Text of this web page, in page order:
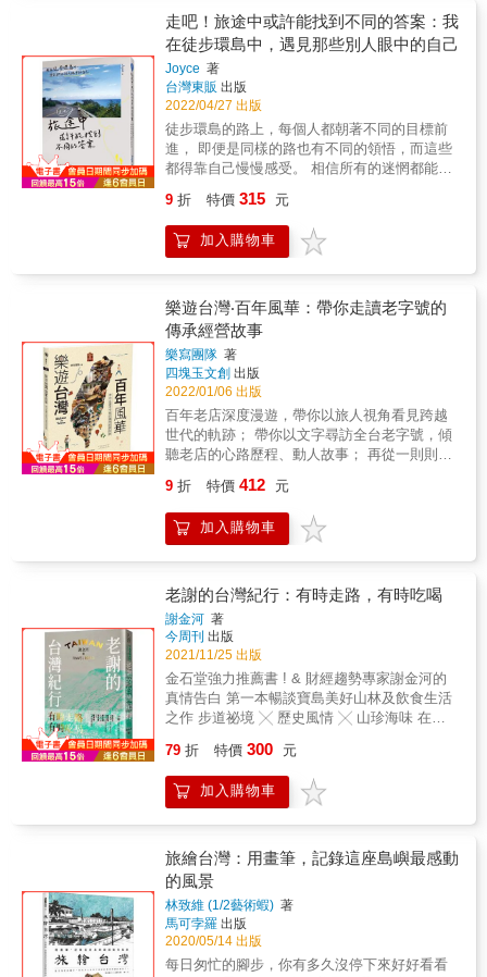
行的人情百味 &uarr;未完待續&uarr; ．．．一
路向北．．．
達悟傳統命名文化裡，父母得跟著小孩改名；
蘭嶼曾有過重刑犯監獄，甚至改制成「勵德
班」； 除了生物與文化多樣性，蘭嶼連車牌也
是多樣性； 達悟喪葬儀式限男性參加，送葬前
會在家門前擺竹竿； 特有種蘭嶼角鴞在達悟文
化裡象徵著惡靈、魔鬼的眼睛； 建造一艘拼板
舟要用到七種樹木、大小船的木頭數量依各部
落有別。 & 從通識課的部落教學，搖身一變成
為最熱門的體驗達悟文化行程； 徒步環島七十
圈淬煉出最完整的導讀蘭嶼自然人文與鮮為人
民」出走，透過徒步蘭嶼兩天共計四十公里的
路程，解說在地的自然地景與人文歷史。本書
融合部落耆老詳解達悟族裡的飲食、服飾、住
十餘年的實務教學經驗，以全面且完整、具體
而生活的書寫方式，為旅人們揭示pongso no
Tao的神祕面紗。 & 本書特色 & 1. 淺顯易懂的
文字與生動活潑的圖像記錄，完全剖析達悟族
的食、衣、住、行、育、樂。 2. 以作者二十
年來的帶課／帶團經驗與走遍七十回的實地踏
查，詳盡解說蘭嶼達悟文化的前世與今生。 &
走吧！旅途中或許能找到不同的答案：我
在徒步環島中，遇見那些別人眼中的自己
Joyce 著
台灣東販 出版
2022/04/27 出版
徒步環島的路上，每個人都朝著不同的目標前
進， 即便是同樣的路也有不同的領悟，而這些
都得靠自己慢慢感受。 相信所有的迷惘都能在
電影《朝聖之路》裡讓人印象最深的話
&mdash;&mdash; You don&rsquo;t choose a
life. You live one. 你沒有選擇生活，你只是在
樣子，溫柔善待自己的每一天。 & 2020年的夏
天，Joyce剛回到台灣，對自己接下來的計畫感
到了迷惘， 好不容易回來台灣，應該先休息一
陣子、還是直接投入職場？ 這時，她突然看到
環島社團裡跳出來的貼文， 才想到「徒步環
島」是她想了好多年的待辦清單， 而現在或許
就是個契機，不如利用這個空檔，出發吧！ & }
相信所有的迷茫在路上都能找到解答，走完，
就會有答案了吧！~ & 躲雨的路上偶然巧遇一
名16歲的高中生徒友， 交流的過程中，Joyce
過各種方式認識這片孕育他們成長的土地， 自
己在國外當背包客多年，如今總算回來重新認
識自己生長的家鄉。 & 北海岸高高低低的山路
下來的路線安排，甚至一度想後退， 但這時她
質問了自己，難道真的要放棄接下來的路程
嗎？ 最後決定繼續前行，直到榨乾自己最後一
絲精力，突破自我極限。 & 10年未見的朋友在
Joyce這次的徒步環島特地來陪走， 帶著現階
段對於人生迷惘的煩躁、想暫時逃避的心情出
發， 他們時而並肩同行的聊天；時而一前一後
在簡單的行動中讓心靈得到滿足。 & }徒步的過
程就像是在與「自我」對話，可以不被打擾地
和自己相處。~ & 不管是徒步還是人生，總是
有很多無法事先預期的因素， 我們常常都無法
即便在不是那麼順遂的情況下，依然能找到值
得感謝和感激的地方， 就算是同樣的路程或人
生，也能走出與他人不同之處。 & 生活處處充
滿驚奇，不論是好是壞， 唯獨只有全然的接
受，才能夠真正的享受在其中， 讓我們一起保
有好奇心、一起在生命的旅程中冒險前進。 &
本書特色 & ※從2012年開始流浪世界各地的背
9 折 特價 315 元
加入購物車
樂遊台灣‧百年風華：帶你走讀老字號的
傳承經營故事
樂寫團隊 著
四塊玉文創 出版
2022/01/06 出版
百年老店深度漫遊，帶你以旅人視角看見跨越
世代的軌跡； 帶你以文字尋訪全台老字號，傾
聽老店的心路歷程、動人故事； 再從一則則故
百年記憶； 讓你從中體驗那些乘載著不同記憶
的老字號&mdash;&mdash;背後珍貴且獨特的
歲月痕跡。 ・台灣懷舊輕旅行，帶你用文字漫
動人魅力，讓你彷彿走入時光隧道，親身體驗
老店的迷人氣息。 本書特色 &hearts;精選全台
百年老店 帶你從文字中探訪老店前世今生，走
進承載百年的歷史記憶，並從故事中走過老店
心路歷程，品味世代傳承的經營哲學。
&hearts;運用旅人之眼，帶你看見台灣迷人風景
從古早味糕餅、傳統技藝，到巷弄風景，帶你
品味它們背後蘊含的故事，讓你從文字中，細
細咀嚼著台灣最美風景&mdash;&mdash;人
台順遊路線大集合，帶你走進大稻埕、鹿港等
老街區，穿梭舊時光，邂逅寶島風華。
9 折 特價 412 元
加入購物車
老謝的台灣紀行：有時走路，有時吃喝
謝金河 著
今周刊 出版
2021/11/25 出版
金石堂強力推薦書 ! & 財經趨勢專家謝金河的
真情告白 第一本暢談寶島美好山林及飲食生活
之作 步道祕境 ╳ 歷史風情 ╳ 山珍海味 在地
景，三天兩頭吃喝嘗鮮！ 財經趨勢專家謝金河
第一本暢談寶島美好山林及飲食生活之作。 從
山林步道與美食，笑談人生體驗、投資與在地
灣在地的蓬勃生命力。 本書集結老謝60多年來
有時走路、有時吃喝下，真性情暢談寶島美好
山林及飲食的作品，精選出最能帶領你我感受
台灣特殊魅力的37篇文章。 一起隨著老謝笑談
人生的腳步，窺見在地經濟的新契機；一起從
台灣人獨有的情感與土地文化，重新愛上這座
島嶼，品味彼此共享的最美風景。 ◤走吧！探
79 折 特價 300 元
加入購物車
旅繪台灣：用畫筆，記錄這座島嶼最感動
的風景
林致維 (1/2藝術蝦) 著
馬可孛羅 出版
2020/05/14 出版
每日匆忙的腳步，你有多久沒停下來好好看看